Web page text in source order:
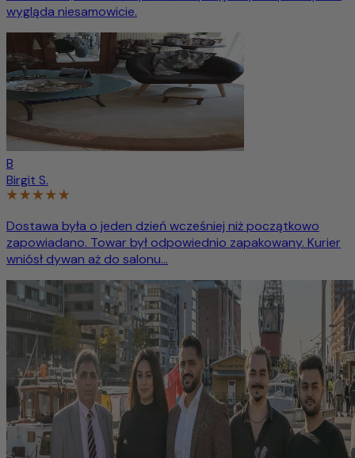
wygląda niesamowicie.
B
Birgit S.
Dostawa była o jeden dzień wcześniej niż początkowo
zapowiadano. Towar był odpowiednio zapakowany. Kurier
wniósł dywan aż do salonu...